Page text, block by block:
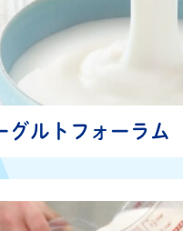
グルトフォーラム